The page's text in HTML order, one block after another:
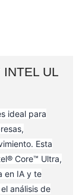
INTEL UL
ideal para
Esta
Core™ Ultra,
en IA y te
análisis de